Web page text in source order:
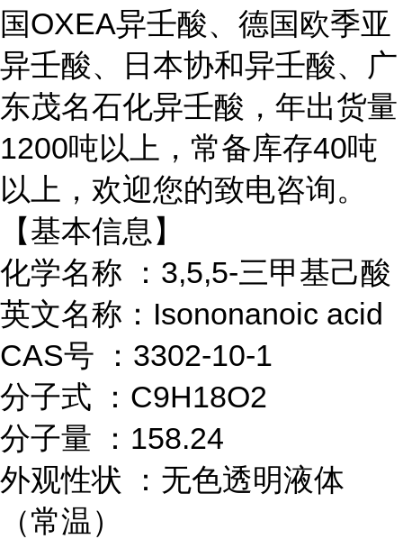
国OXEA异壬酸、德国欧季亚
异壬酸、日本协和异壬酸、广
东茂名石化异壬酸，年出货量
1200吨以上，常备库存40吨
以上，欢迎您的致电咨询。
【基本信息】
化学名称 ：3,5,5-三甲基己酸
英文名称：Isononanoic acid
CAS号 ：3302-10-1
分子式 ：C9H18O2
分子量 ：158.24
外观性状 ：无色透明液体
（常温）